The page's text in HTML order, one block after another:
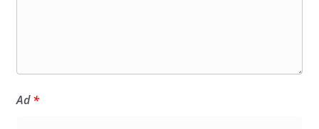
Ad*